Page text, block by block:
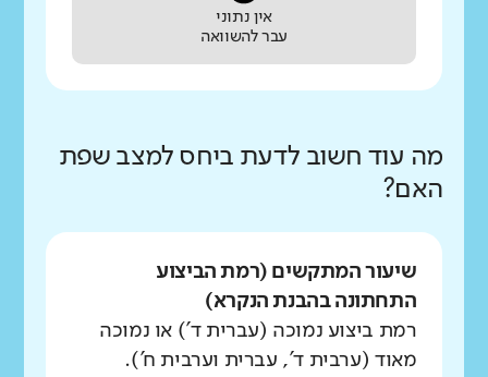
אין נתוני
עבר להשוואה
מה עוד חשוב לדעת ביחס למצב שפת
האם?
שיעור המתקשים (רמת הביצוע
התחתונה בהבנת הנקרא)
רמת ביצוע נמוכה (עברית ד') או נמוכה
מאוד (ערבית ד', עברית וערבית ח').